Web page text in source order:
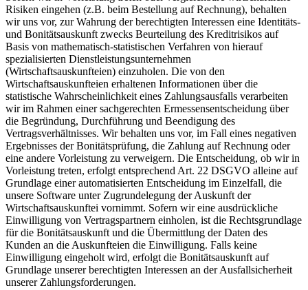
Risiken eingehen (z.B. beim Bestellung auf Rechnung), behalten
wir uns vor, zur Wahrung der berechtigten Interessen eine Identitäts-
und Bonitätsauskunft zwecks Beurteilung des Kreditrisikos auf
Basis von mathematisch-statistischen Verfahren von hierauf
spezialisierten Dienstleistungsunternehmen
(Wirtschaftsauskunfteien) einzuholen. Die von den
Wirtschaftsauskunfteien erhaltenen Informationen über die
statistische Wahrscheinlichkeit eines Zahlungsausfalls verarbeiten
wir im Rahmen einer sachgerechten Ermessensentscheidung über
die Begründung, Durchführung und Beendigung des
Vertragsverhältnisses. Wir behalten uns vor, im Fall eines negativen
Ergebnisses der Bonitätsprüfung, die Zahlung auf Rechnung oder
eine andere Vorleistung zu verweigern. Die Entscheidung, ob wir in
Vorleistung treten, erfolgt entsprechend Art. 22 DSGVO alleine auf
Grundlage einer automatisierten Entscheidung im Einzelfall, die
unsere Software unter Zugrundelegung der Auskunft der
Wirtschaftsauskunftei vornimmt. Sofern wir eine ausdrückliche
Einwilligung von Vertragspartnern einholen, ist die Rechtsgrundlage
für die Bonitätsauskunft und die Übermittlung der Daten des
Kunden an die Auskunfteien die Einwilligung. Falls keine
Einwilligung eingeholt wird, erfolgt die Bonitätsauskunft auf
Grundlage unserer berechtigten Interessen an der Ausfallsicherheit
unserer Zahlungsforderungen.